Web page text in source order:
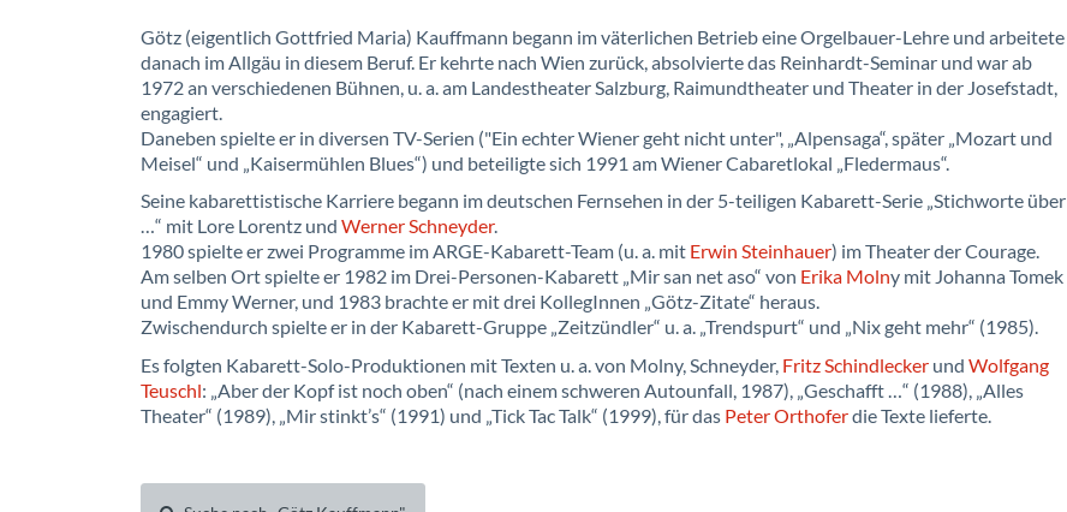
Götz (eigentlich Gottfried Maria) Kauffmann begann im väterlichen Betrieb eine Orgelbauer-Lehre und arbeitete
danach im Allgäu in diesem Beruf. Er kehrte nach Wien zurück, absolvierte das Reinhardt-Seminar und war ab
1972 an verschiedenen Bühnen, u. a. am Landestheater Salzburg, Raimundtheater und Theater in der Josefstadt,
engagiert.
Daneben spielte er in diversen TV-Serien ("Ein echter Wiener geht nicht unter", „Alpensaga“, später „Mozart und
Meisel“ und „Kaisermühlen Blues“) und beteiligte sich 1991 am Wiener Cabaretlokal „Fledermaus“.
Seine kabarettistische Karriere begann im deutschen Fernsehen in der 5-teiligen Kabarett-Serie „Stichworte über
…“ mit Lore Lorentz und Werner Schneyder.
1980 spielte er zwei Programme im ARGE-Kabarett-Team (u. a. mit Erwin Steinhauer) im Theater der Courage.
Am selben Ort spielte er 1982 im Drei-Personen-Kabarett „Mir san net aso“ von Erika Molny mit Johanna Tomek
und Emmy Werner, und 1983 brachte er mit drei KollegInnen „Götz-Zitate“ heraus.
Zwischendurch spielte er in der Kabarett-Gruppe „Zeitzündler“ u. a. „Trendspurt“ und „Nix geht mehr“ (1985).
Es folgten Kabarett-Solo-Produktionen mit Texten u. a. von Molny, Schneyder, Fritz Schindlecker und Wolfgang
Teuschl: „Aber der Kopf ist noch oben“ (nach einem schweren Autounfall, 1987), „Geschafft …“ (1988), „Alles
Theater“ (1989), „Mir stinkt’s“ (1991) und „Tick Tac Talk“ (1999), für das Peter Orthoferdie Texte lieferte.